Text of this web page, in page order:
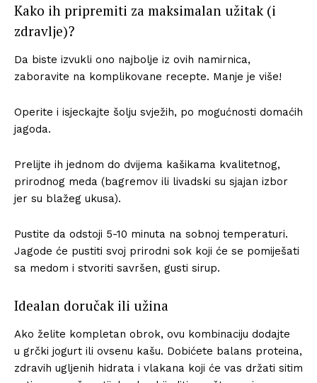
Kako ih pripremiti za maksimalan užitak (i
zdravlje)?
Da biste izvukli ono najbolje iz ovih namirnica,
zaboravite na komplikovane recepte. Manje je više!
Operite i isjeckajte šolju svježih, po mogućnosti domaćih
jagoda.
Prelijte ih jednom do dvijema kašikama kvalitetnog,
prirodnog meda (bagremov ili livadski su sjajan izbor
jer su blažeg ukusa).
Pustite da odstoji 5-10 minuta na sobnoj temperaturi.
Jagode će pustiti svoj prirodni sok koji će se pomiješati
sa medom i stvoriti savršen, gusti sirup.
Idealan doručak ili užina
Ako želite kompletan obrok, ovu kombinaciju dodajte
u grčki jogurt ili ovsenu kašu. Dobićete balans proteina,
zdravih ugljenih hidrata i vlakana koji će vas držati sitim